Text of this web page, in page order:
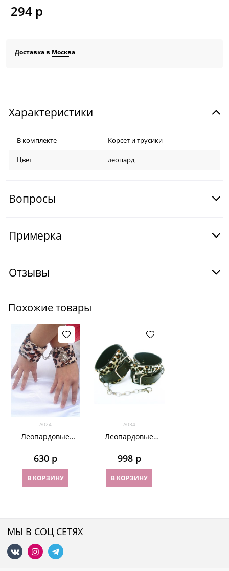
294 р
Доставка в Москва
Характеристики
В комплекте Корсет и трусики
Цвет леопард
Вопросы
Примерка
Отзывы
Похожие товары
А024
Леопардовые
кнопках, сверху
мягкий велюр.
630 р
В КОРЗИНУ
А034
Леопардовые
ремнях
998 р
В КОРЗИНУ
МЫ В СОЦ СЕТЯХ